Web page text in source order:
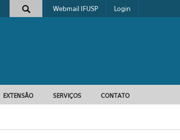
Webmail IFUSP Login
EXTENSÃO SERVIÇOS CONTATO